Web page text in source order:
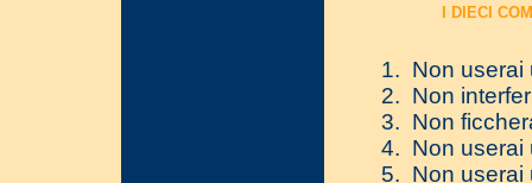
I DIECI
1. Non userai
2. Non
3. Non
4. Non userai
5. Non userai